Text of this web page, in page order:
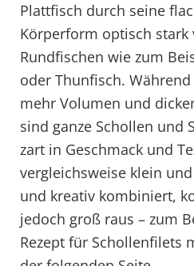
Plattfisch durch seine
Körperform optisch stark
Rundfischen wie zum
oder Thunfisch.
mehr Volumen und
sind ganze Schollen und
zart in Geschmack und
vergleichsweise klein
und kreativ kombiniert,
jedoch groß raus – zum
Rezept für Schollenfilets